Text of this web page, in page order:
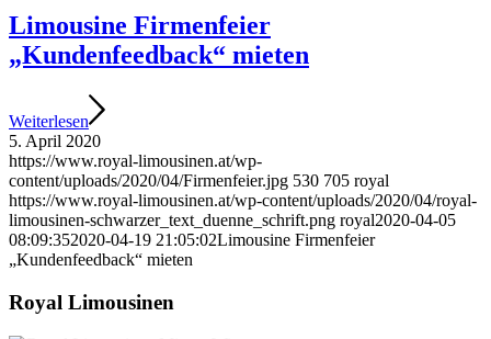
Limousine Firmenfeier
„Kundenfeedback“ mieten
Weiterlesen
5. April 2020
https://www.royal-limousinen.at/wp-
content/uploads/2020/04/Firmenfeier.jpg 530 705 royal
https://www.royal-limousinen.at/wp-content/uploads/2020/04/royal-
limousinen-schwarzer_text_duenne_schrift.png royal2020-04-05
08:09:352020-04-19 21:05:02Limousine Firmenfeier
„Kundenfeedback“ mieten
Royal Limousinen